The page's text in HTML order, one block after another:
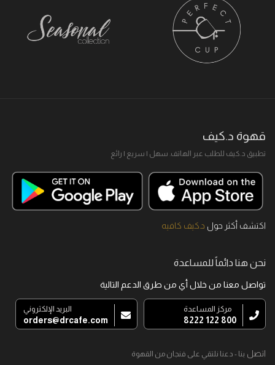
قهوة د.كيف
تطبيق د.كيف للطلب عبر الهاتف. سهل I سريع I رائع
اكتشف أكثر حول د.كيف كافيه
نحن هنا دائماً للمساعدة
تواصل معنا من خلال أي من طرق الدعم التالية
مركز المساعدة
800 122 8222
البريد الإلكتروني
orders@drcafe.com
اتصل بنا - دعنا نلتقي على فنجان من القهوة